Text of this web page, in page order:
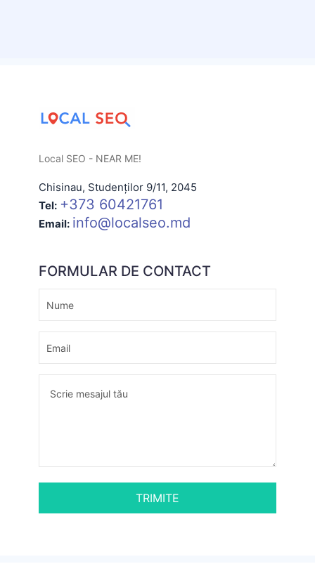
Local SEO - NEAR ME!
Chisinau, Studenților 9/11, 2045
Tel: +373 60421761
Email: info@localseo.md
FORMULAR DE CONTACT
TRIMITE